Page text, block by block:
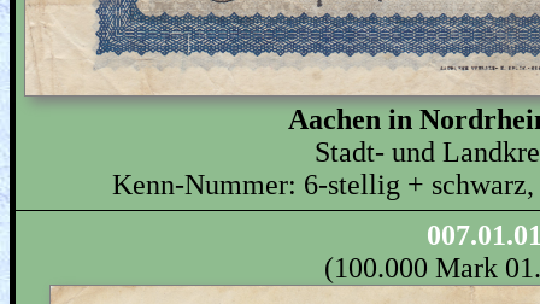
Aachen in
Stadt- und
Kenn-Nummer: 6-stellig +
(100.000 Mark